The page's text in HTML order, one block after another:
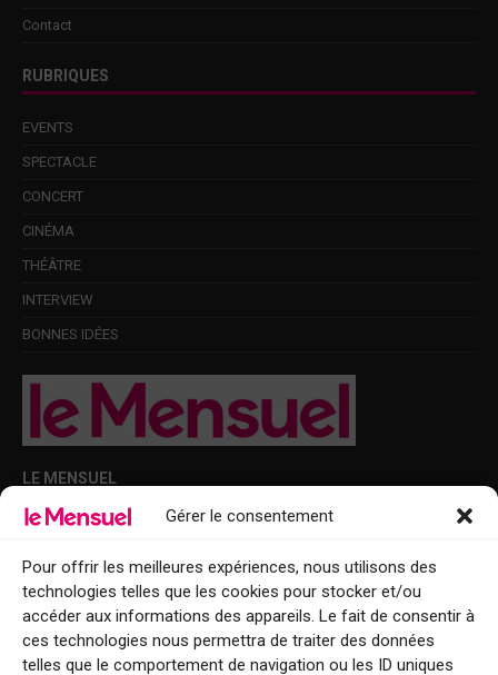
Gérer le consentement
Pour offrir les meilleures expériences, nous utilisons des
technologies telles que les cookies pour stocker et/ou
accéder aux informations des appareils. Le fait de consentir à
ces technologies nous permettra de traiter des données
telles que le comportement de navigation ou les ID uniques
Contact
RUBRIQUES
EVENTS
SPECTACLE
CONCERT
CINÉMA
THÉÂTRE
INTERVIEW
BONNES IDÉES
LE MENSUEL
Points de diffusion Var et Alpes-Maritimes : oû trouver Le Mensuel ?
Le Mensuel en PDF : consultez le magazine en ligne
Qui sommes-nous ?
BFM Top Sorties